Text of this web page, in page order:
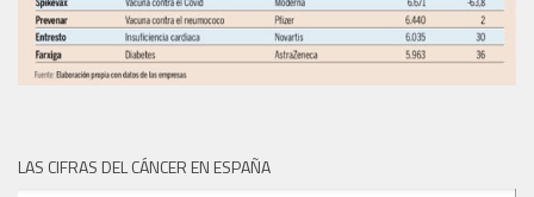
LAS CIFRAS DEL CÁNCER EN ESPAÑA